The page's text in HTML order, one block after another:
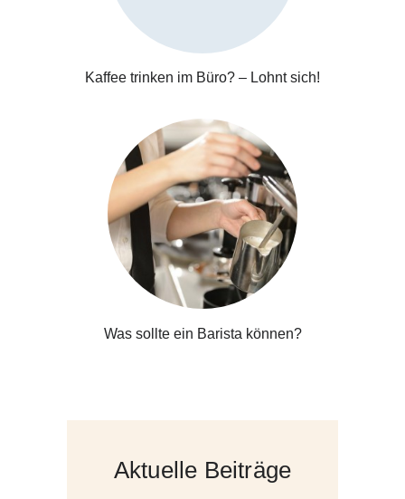
Kaffee trinken im Büro? – Lohnt sich!
Was sollte ein Barista können?
Aktuelle Beiträge